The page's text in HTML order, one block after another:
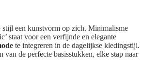
stijl een kunstvorm op zich. Minimalisme
staat voor een verfijnde en elegante
te integreren in de dagelijkse kledingstijl.
van de perfecte basisstukken, elke stap naar